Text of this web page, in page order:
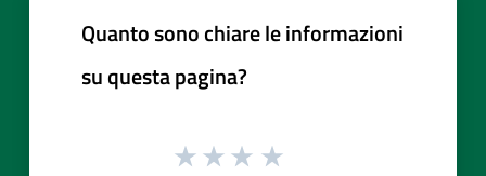
Quanto sono chiare le informazioni
su questa pagina?